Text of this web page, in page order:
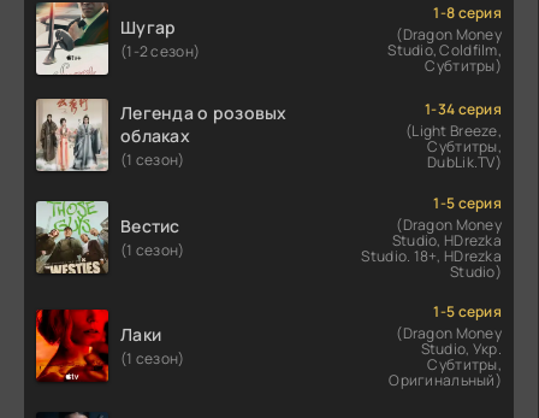
Шугар
(1-2 сезон)
1-8 серия
(Dragon Money
Studio, Coldfilm,
Субтитры)
Легенда о розовых
облаках
(1 сезон)
1-34 серия
(Light Breeze,
Субтитры,
DubLik.TV)
Вестис
(1 сезон)
1-5 серия
(Dragon Money
Studio, HDrezka
Studio. 18+, HDrezka
Studio)
Лаки
(1 сезон)
1-5 серия
(Dragon Money
Studio, Укр.
Субтитры,
Оригинальный)